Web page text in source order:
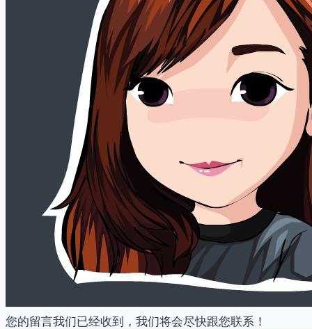
您的留言我们已经收到，我们将会尽快跟您联系！